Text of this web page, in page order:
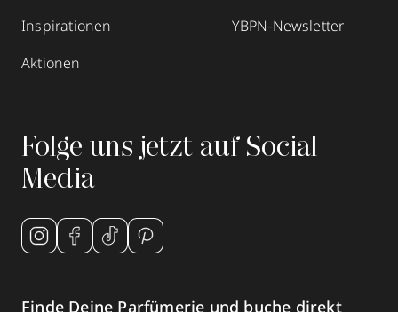
Inspirationen
Aktionen
YBPN-Newsletter
Folge uns jetzt auf Social
Media
Finde Deine Parfümerie und buche direkt